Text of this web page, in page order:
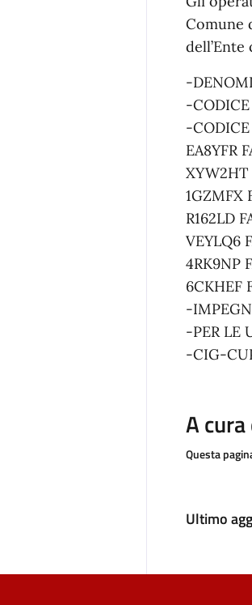
Comune
-
-CODICE
-
EA8YFR
XYW2HT
1GZMFX
R162LD
VEYLQ6
4RK9NP
6CKHEF
-
-PER LE
-CIG-
A cura
Questa
Ultimo